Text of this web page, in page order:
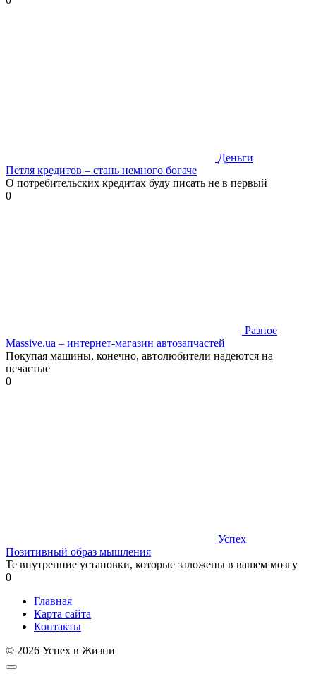
Деньги
Петля кредитов – стань немного богаче
О потребительских кредитах буду писать не в первый
0
Разное
Massive.ua – интернет-магазин автозапчастей
Покупая машины, конечно, автолюбители надеются на
нечастые
0
Успех
Позитивный образ мышления
Те внутренние установки, которые заложены в вашем мозгу
0
Главная
Карта сайта
Контакты
© 2026 Успех в Жизни